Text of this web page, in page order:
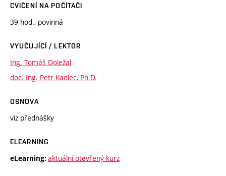
CVIČENÍ NA POČÍTAČI
39 hod., povinná
VYUČUJÍCÍ / LEKTOR
Ing. Tomáš Doležal
doc. Ing. Petr Kadlec, Ph.D.
OSNOVA
viz přednášky
ELEARNING
eLearning: aktuální otevřený kurz